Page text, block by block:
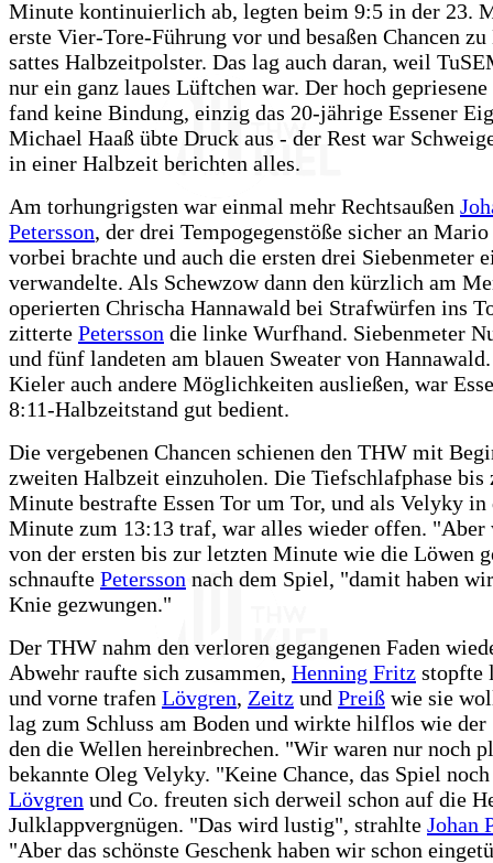
Minute kontinuierlich ab, legten beim 9:5 in der 23.
erste Vier-Tore-Führung vor und besaßen Chancen
sattes Halbzeitpolster. Das lag auch daran, weil
nur ein ganz laues Lüftchen war. Der hoch
fand keine Bindung, einzig das 20-jährige Essener
Michael Haaß übte Druck aus - der Rest war
in einer Halbzeit berichten alles.
Am torhungrigsten war einmal mehr Rechtsaußen
Petersson, der drei Tempogegenstöße sicher an
vorbei brachte und auch die ersten drei Siebenmeter
verwandelte. Als Schewzow dann den kürzlich am
operierten Chrischa Hannawald bei Strafwürfen ins
zitterte Petersson die linke Wurfhand. Siebenmeter
und fünf landeten am blauen Sweater von
Kieler auch andere Möglichkeiten ausließen, war
8:11-Halbzeitstand gut bedient.
Die vergebenen Chancen schienen den THW mit
zweiten Halbzeit einzuholen. Die Tiefschlafphase bis
Minute bestrafte Essen Tor um Tor, und als Velyky in
Minute zum 13:13 traf, war alles wieder offen. "Aber
von der ersten bis zur letzten Minute wie die Löwen
schnaufte Petersson nach dem Spiel, "damit haben
Knie gezwungen."
Der THW nahm den verloren gegangenen Faden
Abwehr raufte sich zusammen, Henning Fritz stopfte
und vorne trafen Lövgren, Zeitz und Preiß wie sie
lag zum Schluss am Boden und wirkte hilflos wie der
den die Wellen hereinbrechen. "Wir waren nur noch
bekannte Oleg Velyky. "Keine Chance, das Spiel
Lövgren und Co. freuten sich derweil schon auf die
Julklappvergnügen. "Das wird lustig", strahlte Johan
"Aber das schönste Geschenk haben wir schon